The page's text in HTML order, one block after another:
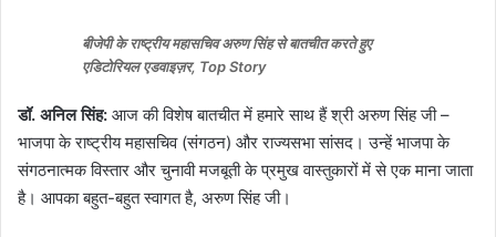
बीजेपी के राष्ट्रीय महासचिव अरुण सिंह से बातचीत करते हुए
एडिटोरियल एडवाइज़र, Top Story
डॉ. अनिल सिंह: आज की विशेष बातचीत में हमारे साथ हैं श्री अरुण सिंह जी –
भाजपा के राष्ट्रीय महासचिव (संगठन) और राज्यसभा सांसद। उन्हें भाजपा के
संगठनात्मक विस्तार और चुनावी मजबूती के प्रमुख वास्तुकारों में से एक माना जाता
है। आपका बहुत-बहुत स्वागत है, अरुण सिंह जी।